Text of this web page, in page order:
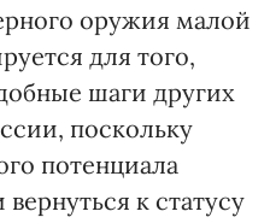
оружия малой
для того,
шаги других
поскольку
потенциала
к статусу